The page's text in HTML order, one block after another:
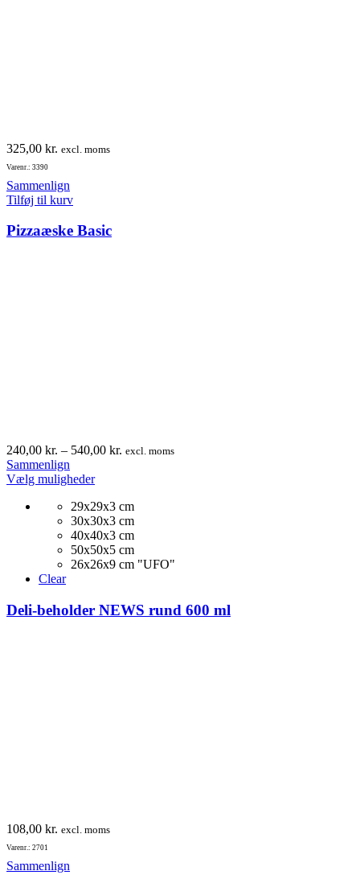
325,00 kr. excl. moms
Varenr.: 3390
Sammenlign
Tilføj til kurv
Pizzaæske Basic
240,00 kr. – 540,00 kr. Prisinterval:
excl. moms
Sammenlign
Vælg mulighederDette
har
flere
varianter.
Mulighederne
kan
varesiden
29x29x3 cm
30x30x3 cm
40x40x3 cm
50x50x5 cm
26x26x9 cm "UFO"
Clear
Deli-beholder NEWS rund 600 ml
108,00 kr. excl. moms
Varenr.: 2701
Sammenlign